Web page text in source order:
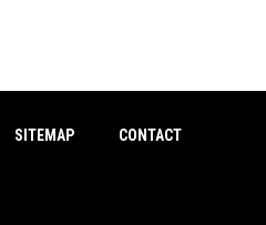
SITEMAP CONTACT